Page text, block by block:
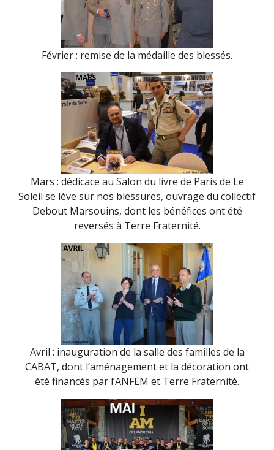
Février : remise de la médaille des blessés.
Mars : dédicace au Salon du livre de Paris de Le
Soleil se lève sur nos blessures, ouvrage du collectif
Debout Marsouins, dont les bénéfices ont été
reversés à Terre Fraternité.
Avril : inauguration de la salle des familles de la
CABAT, dont l’aménagement et la décoration ont
été financés par l’ANFEM et Terre Fraternité.